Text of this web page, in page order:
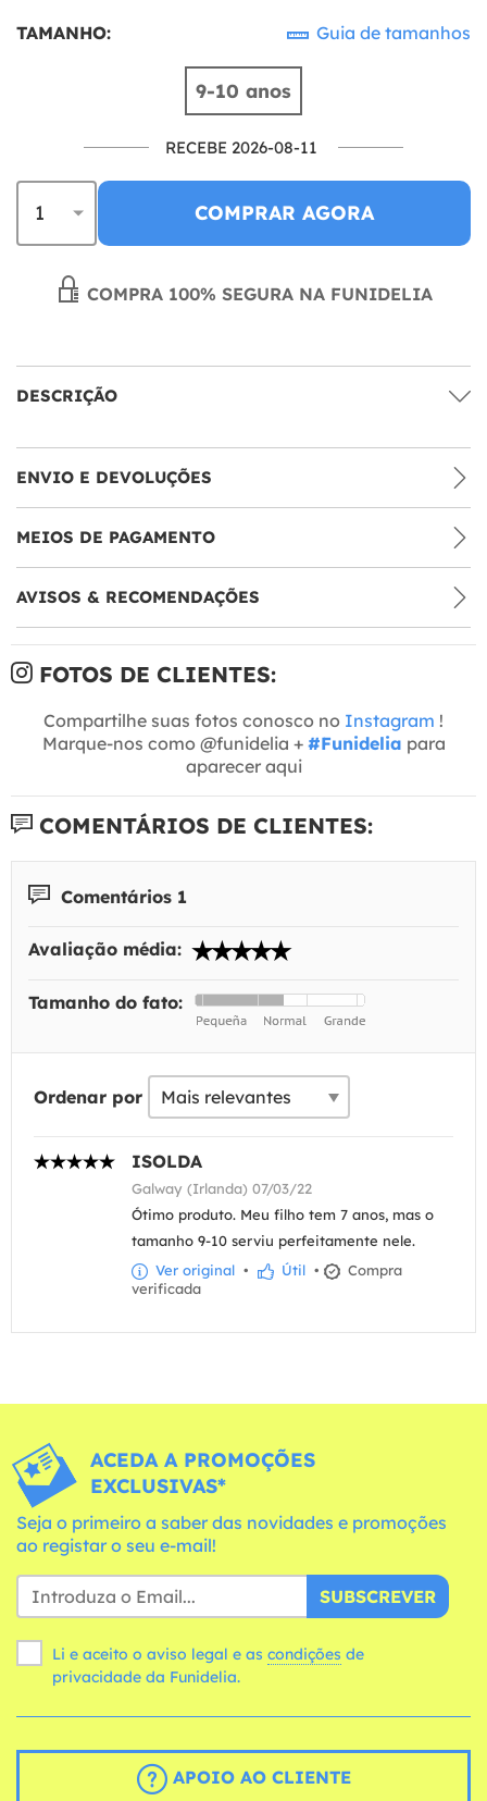
TAMANHO: Guia de tamanhos
9-10 anos
RECEBE 2026-08-11
COMPRAR AGORA
COMPRA 100% SEGURA NA FUNIDELIA
DESCRIÇÃO
ENVIO E DEVOLUÇÕES
MEIOS DE PAGAMENTO
AVISOS & RECOMENDAÇÕES
FOTOS DE CLIENTES:
Compartilhe suas fotos conosco no Instagram !
Marque-nos como @funidelia + #Funidelia para
aparecer aqui
COMENTÁRIOS DE CLIENTES:
Comentários 1
Avaliação média:
Tamanho do fato:
Ordenar por
ISOLDA
Galway (Irlanda) 07/03/22
Ótimo produto. Meu filho tem 7 anos, mas o
tamanho 9-10 serviu perfeitamente nele.
Ver original • Útil •
Compra
verificada
ACEDA A PROMOÇÕES
EXCLUSIVAS*
Seja o primeiro a saber das novidades e promoções
ao registar o seu e-mail!
SUBSCREVER
Li e aceito o aviso legal e as condições
privacidade da Funidelia.
APOIO AO CLIENTE